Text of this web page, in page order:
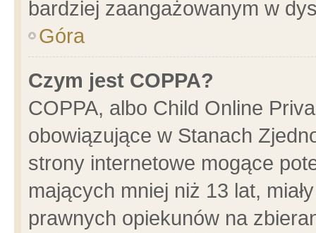
bardziej zaangażowanym w
Góra
Czym jest COPPA?
COPPA, albo Child Online
obowiązujące w Stanach
strony internetowe mogące
mających mniej niż 13 lat,
prawnych opiekunów na